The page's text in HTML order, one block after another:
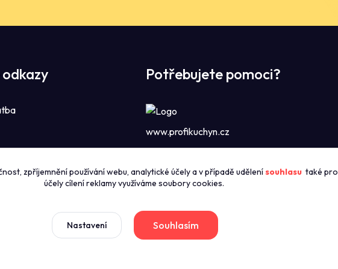
Potřebujete pomoci?
www.profikuchyn.cz
+420774421626
sales@profikuchyn.cz
zpříjemnění používání webu, analytické účely a v případě udělenísouhlasu také pro
účely cílení reklamy využíváme soubory cookies.
Nastavení Souhlasím